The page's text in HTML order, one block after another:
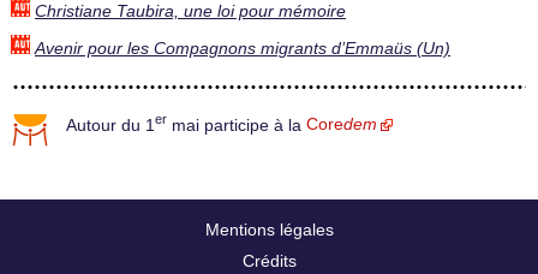
Christiane Taubira, une loi pour mémoire
Avenir pour les Compagnons migrants d’Emmaüs (Un)
Autour du 1 er mai participe à la Coredem
Mentions légales
Crédits